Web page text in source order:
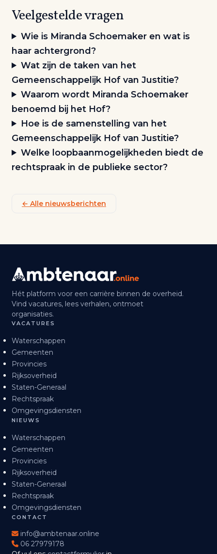
Veelgestelde vragen
Wie is Miranda Schoemaker en wat is
haar achtergrond?
Wat zijn de taken van het
Gemeenschappelijk Hof van Justitie?
Waarom wordt Miranda Schoemaker
benoemd bij het Hof?
Hoe is de samenstelling van het
Gemeenschappelijk Hof van Justitie?
Welke loopbaanmogelijkheden biedt de
rechtspraak in de publieke sector?
← Alle nieuwsberichten
Hét platform voor een carrière binnen de overheid.
Vind vacatures, lees verhalen, ontmoet
organisaties.
VACATURES
Waterschappen
Gemeenten
Provincies
Rijksoverheid
Staten-Generaal
Rechtspraak
Omgevingsdiensten
NIEUWS
Waterschappen
Gemeenten
Provincies
Rijksoverheid
Staten-Generaal
Rechtspraak
Omgevingsdiensten
CONTACT
info@ambtenaar.online
06 27979178